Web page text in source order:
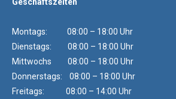
Montags: 08:00 – 18:00 Uhr
Dienstags: 08:00 – 18:00 Uhr
Mittwochs 08:00 – 18:00 Uhr
Donnerstags: 08:00 – 18:00 Uhr
Freitags: 08:00 – 14:00 Uhr